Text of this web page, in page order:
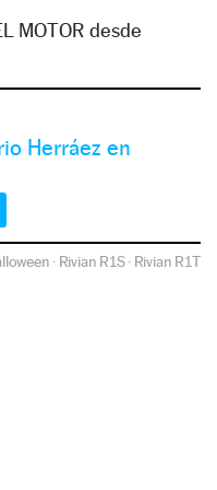
MOTOR desde
Herráez en
· Rivian R1S· Rivian R1T